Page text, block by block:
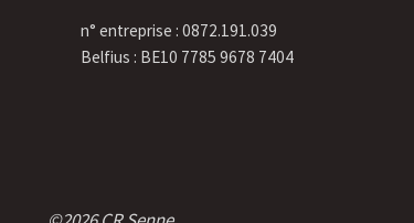
n° entreprise : 0872.191.039
Belfius : BE10 7785 9678 7404